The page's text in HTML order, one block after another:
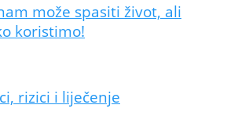
može spasiti život, ali
koristimo!
rizici i liječenje